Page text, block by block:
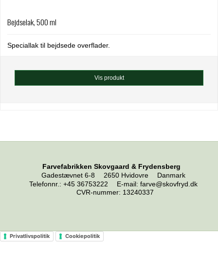
Bejdselak, 500 ml
Speciallak til bejdsede overflader.
Vis produkt
Farvefabrikken Skovgaard & Frydensberg
Gadestævnet 6-8
2650 Hvidovre
Danmark
Telefonnr. : +45 36753222 E-mail: farve@skovfryd.dk
CVR-nummer: 13240337
Privatlivspolitik Cookiepolitik